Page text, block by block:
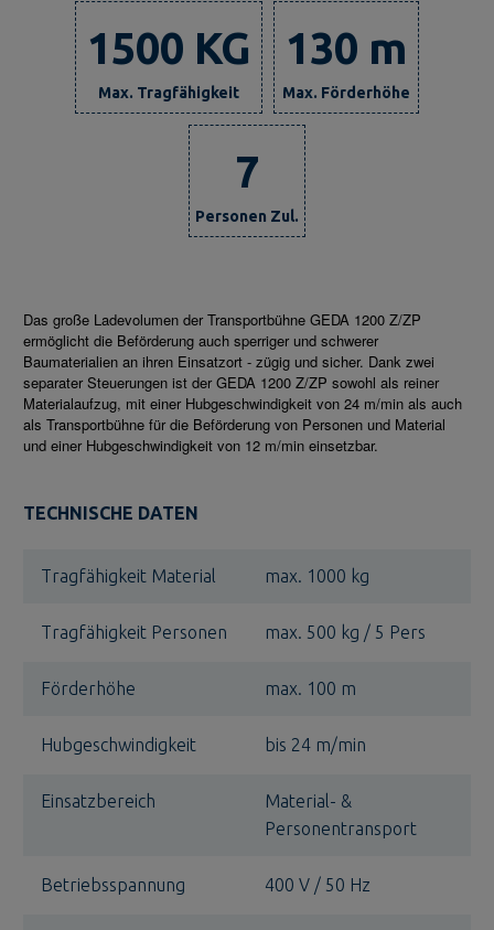
1500 KG
Max. Tragfähigkeit
130 m
Max. Förderhöhe
7
Personen Zul.
Das große Ladevolumen der Transportbühne GEDA 1200 Z/ZP
ermöglicht die Beförderung auch sperriger und schwerer
Baumaterialien an ihren Einsatzort - zügig und sicher. Dank zwei
separater Steuerungen ist der GEDA 1200 Z/ZP sowohl als reiner
Materialaufzug, mit einer Hubgeschwindigkeit von 24 m/min als auch
als Transportbühne für die Beförderung von Personen und Material
und einer Hubgeschwindigkeit von 12 m/min einsetzbar.
TECHNISCHE DATEN
Tragfähigkeit Material max. 1000 kg
Tragfähigkeit Personen max. 500 kg / 5 Pers
Förderhöhe max. 100 m
Hubgeschwindigkeit bis 24 m/min
Einsatzbereich
Material- &
Personentransport
Betriebsspannung 400 V / 50 Hz